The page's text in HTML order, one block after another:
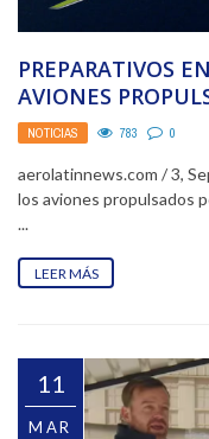
PREPARATIVOS
AVIONES
LOS CIELOS
NOTICIAS 783 0
aerolatinnews.com / 3,
los aviones propulsados
...
LEER MÁS
11
MAR